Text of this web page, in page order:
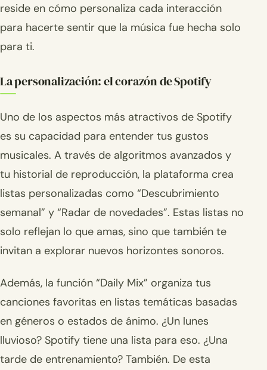
reside en cómo personaliza cada interacción
para hacerte sentir que la música fue hecha solo
para ti.
La personalización: el corazón de Spotify
Uno de los aspectos más atractivos de Spotify
es su capacidad para entender tus gustos
musicales. A través de algoritmos avanzados y
tu historial de reproducción, la plataforma crea
listas personalizadas como “Descubrimiento
semanal” y “Radar de novedades”. Estas listas no
solo reflejan lo que amas, sino que también te
invitan a explorar nuevos horizontes sonoros.
Además, la función “Daily Mix” organiza tus
canciones favoritas en listas temáticas basadas
en géneros o estados de ánimo. ¿Un lunes
lluvioso? Spotify tiene una lista para eso. ¿Una
tarde de entrenamiento? También. De esta